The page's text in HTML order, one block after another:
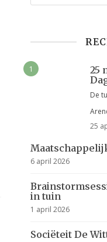
25
De
25
6 april 2026
in tuin
1 april 2026
Sociëteit De